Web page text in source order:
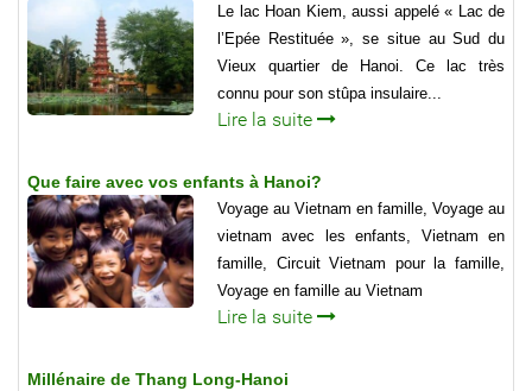
Le lac Hoan Kiem, aussi appelé « Lac de
l’Epée Restituée », se situe au Sud du
Vieux quartier de Hanoi. Ce lac très
connu pour son stûpa insulaire...
Lire la suite
Que faire avec vos enfants à Hanoi?
Voyage au Vietnam en famille, Voyage au
vietnam avec les enfants, Vietnam en
famille, Circuit Vietnam pour la famille,
Voyage en famille au Vietnam
Lire la suite
Millénaire de Thang Long-Hanoi